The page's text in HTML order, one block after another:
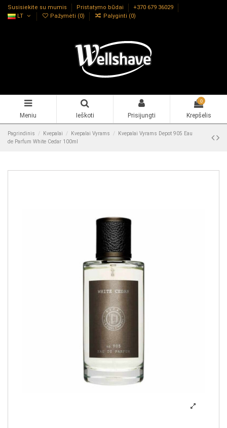
Susisiekite su mumis Pristatymo būdai
+370 679 36029
LT
Pažymėti (0) Palyginti (0)
Meniu Ieškoti Prisijungti
0
Krepšelis
Pagrindinis Kvepalai Kvepalai Vyrams
Kvepalai Vyrams Depot 905 Eau
de Parfum White Cedar 100ml